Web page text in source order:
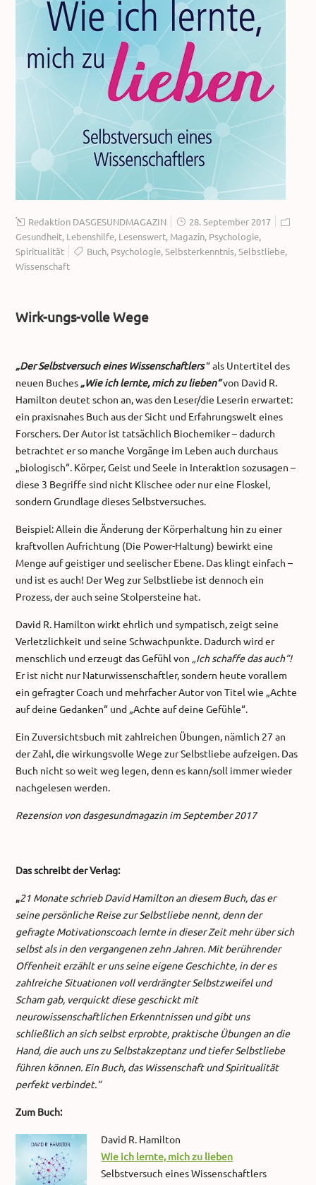
Redaktion DASGESUNDMAGAZIN
28. September 2017
Gesundheit, Lebenshilfe, Lesenswert, Magazin, Psychologie,
Spiritualität
Buch, Psychologie,Selbsterkenntnis,Selbstliebe,
Wissenschaft
Wirk-ungs-volle Wege
„Der Selbstversuch eines Wissenschaftlers“ als Untertitel des
neuen Buches „Wie ich lernte, mich zu lieben“von David R.
Hamilton deutet schon an, was den Leser/die Leserin erwartet:
ein praxisnahes Buch aus der Sicht und Erfahrungswelt eines
Forschers. Der Autor ist tatsächlich Biochemiker – dadurch
betrachtet er so manche Vorgänge im Leben auch durchaus
„biologisch“. Körper, Geist und Seele in Interaktion sozusagen –
diese 3 Begriffe sind nicht Klischee oder nur eine Floskel,
sondern Grundlage dieses Selbstversuches.
Beispiel: Allein die Änderung der Körperhaltung hin zu einer
kraftvollen Aufrichtung (Die Power-Haltung) bewirkt eine
Menge auf geistiger und seelischer Ebene. Das klingt einfach –
und ist es auch! Der Weg zur Selbstliebe ist dennoch ein
Prozess, der auch seine Stolpersteine hat.
David R. Hamilton wirkt ehrlich und sympatisch, zeigt seine
Verletzlichkeit und seine Schwachpunkte. Dadurch wird er
menschlich und erzeugt das Gefühl von „Ich schaffe das auch“!
Er ist nicht nur Naturwissenschaftler, sondern heute vorallem
ein gefragter Coach und mehrfacher Autor von Titel wie „Achte
auf deine Gedanken“ und „Achte auf deine Gefühle“.
Ein Zuversichtsbuch mit zahlreichen Übungen, nämlich 27 an
der Zahl, die wirkungsvolle Wege zur Selbstliebe aufzeigen. Das
Buch nicht so weit weg legen, denn es kann/soll immer wieder
nachgelesen werden.
Rezension von dasgesundmagazin im September 2017
Das schreibt der Verlag:
„21 Monate schrieb David Hamilton an diesem Buch, das er
seine persönliche Reise zur Selbstliebe nennt, denn der
gefragte Motivationscoach lernte in dieser Zeit mehr über sich
selbst als in den vergangenen zehn Jahren. Mit berührender
Offenheit erzählt er uns seine eigene Geschichte, in der es
zahlreiche Situationen voll verdrängter Selbstzweifel und
Scham gab, verquickt diese geschickt mit
neurowissenschaftlichen Erkenntnissen und gibt uns
schließlich an sich selbst erprobte, praktische Übungen an die
Hand, die auch uns zu Selbstakzeptanz und tiefer Selbstliebe
führen können. Ein Buch, das Wissenschaft und Spiritualität
perfekt verbindet.“
Zum Buch:
David R. Hamilton
Wie ich lernte, mich zu lieben
Selbstversuch eines Wissenschaftlers